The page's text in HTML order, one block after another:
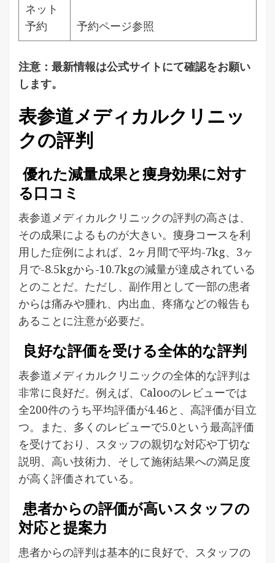
ネット
予約
予約ページ参照
注意：最新情報は公式サイトにて確認をお願い
します。
表参道メディカルクリニッ
クの評判
優れた減量成果と痩身効果に対す
る口コミ
表参道メディカルクリニックの評判の高さは、
その成果によるものが大きい。痩身コースを利
用した症例によれば、2ヶ月間で平均-7kg、3ヶ
月で-8.5kgから-10.7kgの減量が達成されている
とのことだ。ただし、副作用として一部の患者
からは痛みや腫れ、内出血、疼痛などの報告も
あることに注意が必要だ。
良好な評価を受ける全体的な評判
表参道メディカルクリニックの全体的な評判は
非常に良好だ。例えば、Calooのレビューでは
全200件のうち平均評価が4.46と、高評価が目立
つ。また、多くのレビューで5.0という最高評価
を受けており、スタッフの親切な対応や丁切な
説明、高い技術力、そして施術結果への満足度
が高く評価されている。
患者からの評価が高いスタッフの
対応と提案力
患者からの評判は基本的に良好で、スタッフの